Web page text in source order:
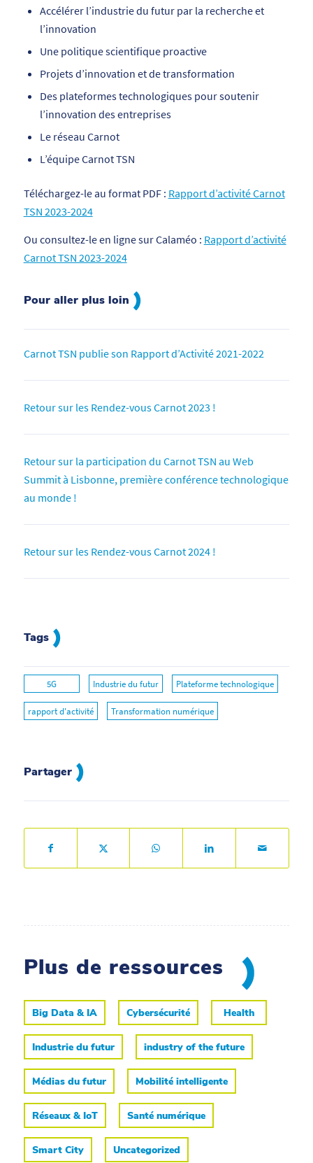
Accélérer l’industrie du futur par la recherche et
l’innovation
Une politique scientifique proactive
Projets d’innovation et de transformation
Des plateformes technologiques pour soutenir
l’innovation des entreprises
Le réseau Carnot
L’équipe Carnot TSN
Téléchargez-le au format PDF : Rapport d’activité Carnot
TSN 2023-2024
Ou consultez-le en ligne sur Calaméo : Rapport d’activité
Carnot TSN 2023-2024
Pour aller plus loin
Carnot TSN publie son Rapport d’Activité 2021-2022
Retour sur les Rendez-vous Carnot 2023 !
Retour sur la participation du Carnot TSN au Web
Summit à Lisbonne, première conférence technologique
au monde !
Retour sur les Rendez-vous Carnot 2024 !
Tags
5G Industrie du futur Plateforme technologique
rapport d'activité Transformation numérique
Partager
Plus de ressources
Big Data & IA Cybersécurité Health
Industrie du futur industry of the future
Médias du futur Mobilité intelligente
Réseaux & IoT Santé numérique
Smart City Uncategorized